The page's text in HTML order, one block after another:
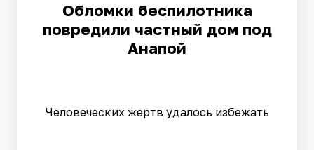
Обломки беспилотника
повредили частный дом под
Анапой
Человеческих жертв удалось избежать